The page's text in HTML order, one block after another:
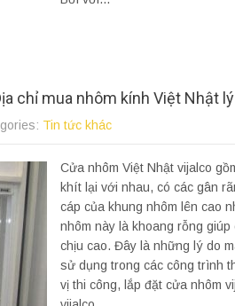
chỉ mua nhôm kính Việt Nhật
Tin tức khác
Cửa nhôm Việt Nhật vijalco
khít lại với nhau, có các gân
cáp của khung nhôm lên cao
nhôm này là khoang rỗng
chịu cao. Đây là những lý do
sử dụng trong các công trình
vị thi công, lắp đặt cửa nhôm